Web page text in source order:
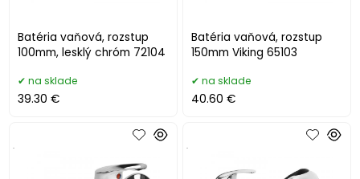
Batéria vaňová, rozstup
100mm, lesklý chróm 72104
na sklade
39.30 €
Batéria vaňová, rozstup
150mm Viking 65103
na sklade
40.60 €
. .